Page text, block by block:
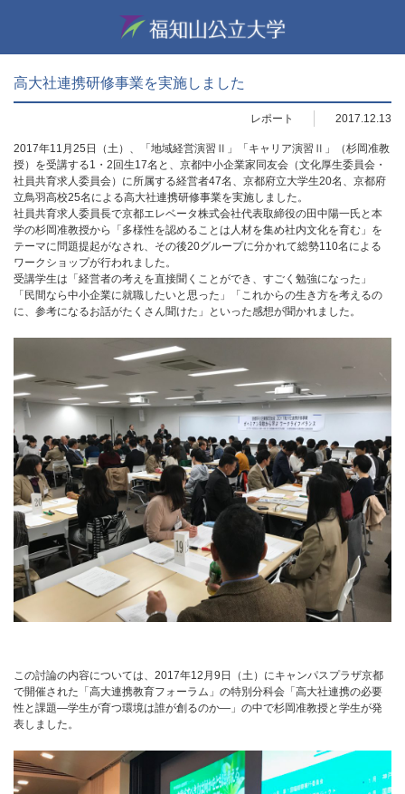
高大社連携研修事業を実施しました
レポート 2017.12.13
2017年11月25日（土）、「地域経営演習Ⅱ」「キャリア演習Ⅱ」（杉岡准教
授）を受講する1・2回生17名と、京都中小企業家同友会（文化厚生委員会・
社員共育求人委員会）に所属する経営者47名、京都府立大学生20名、京都府
立鳥羽高校25名による高大社連携研修事業を実施しました。
社員共育求人委員長で京都エレベータ株式会社代表取締役の田中陽一氏と本
学の杉岡准教授から「多様性を認めることは人材を集め社内文化を育む」を
テーマに問題提起がなされ、その後20グループに分かれて総勢110名による
ワークショップが行われました。
受講学生は「経営者の考えを直接聞くことができ、すごく勉強になった」
「民間なら中小企業に就職したいと思った」「これからの生き方を考えるの
に、参考になるお話がたくさん聞けた」といった感想が聞かれました。
この討論の内容については、2017年12月9日（土）にキャンパスプラザ京都
で開催された「高大連携教育フォーラム」の特別分科会「高大社連携の必要
性と課題―学生が育つ環境は誰が創るのか―」の中で杉岡准教授と学生が発
表しました。